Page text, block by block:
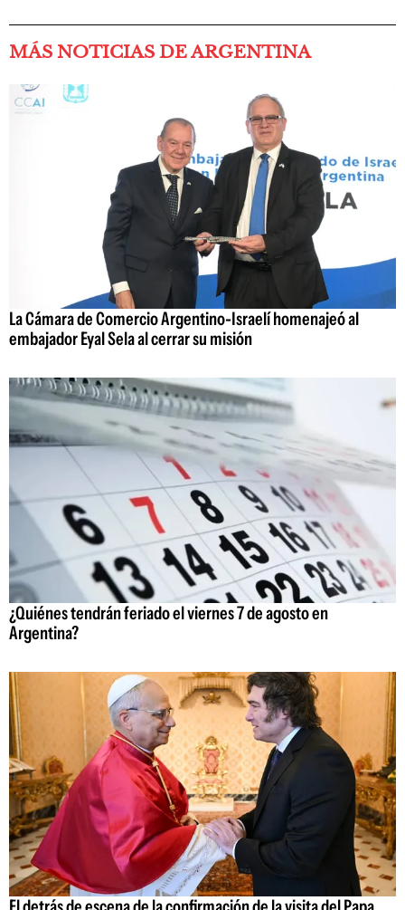
MÁS NOTICIAS DE ARGENTINA
La Cámara de Comercio Argentino-Israelí homenajeó al
embajador Eyal Sela al cerrar su misión
¿Quiénes tendrán feriado el viernes 7 de agosto en
Argentina?